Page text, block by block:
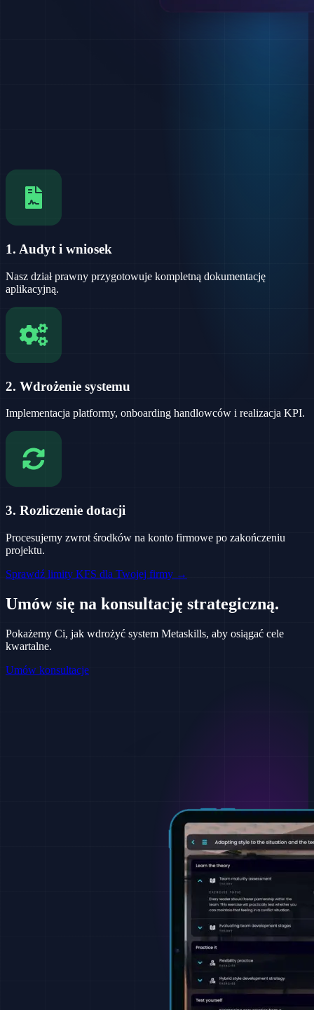
1. Audyt i wniosek
Nasz dział prawny przygotowuje kompletną dokumentację
aplikacyjną.
2. Wdrożenie systemu
Implementacja platformy, onboarding handlowców i realizacja KPI.
3. Rozliczenie dotacji
Procesujemy zwrot środków na konto firmowe po zakończeniu
projektu.
Sprawdź limity KFS dla Twojej firmy →
Umów się na konsultację strategiczną.
Pokażemy Ci, jak wdrożyć system Metaskills, aby osiągać cele
kwartalne.
Umów konsultacje